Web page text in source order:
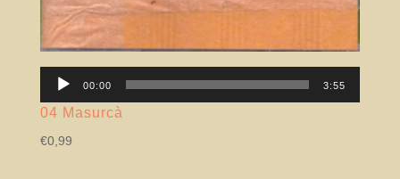
Lector
00:00 3:55
04 Masurcà
€0,99